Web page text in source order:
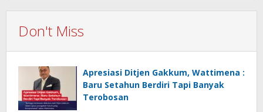
Don't Miss
Apresiasi Ditjen Gakkum, Wattimena :
Baru Setahun Berdiri Tapi Banyak
Terobosan